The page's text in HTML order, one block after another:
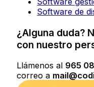
Software de
¿Alguna duda?
con nuestro
Llámenos al 965
correo a